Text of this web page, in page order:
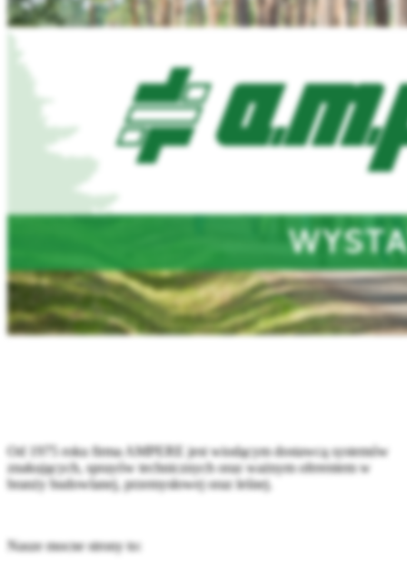
Od 1975 roku firma AMPERE jest wiodącym dostawcą systemów
znakujących, sprayów technicznych oraz ważnym oferentem w
branży budowlanej, przemysłowej oraz leśnej.
Nasze mocne strony to: